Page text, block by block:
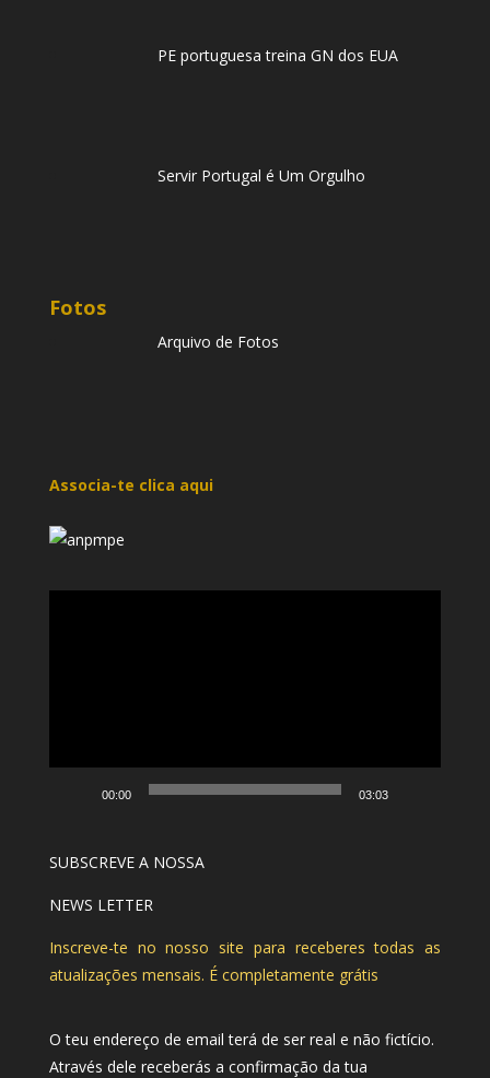
PE portuguesa treina GN dos EUA
Servir Portugal é Um Orgulho
Fotos
Arquivo de Fotos
Associa-te clica aqui
00:00 03:03
SUBSCREVE A NOSSA
NEWS LETTER
Inscreve-te no nosso site para receberes todas as
atualizações mensais. É completamente grátis
O teu endereço de email terá de ser real e não fictício.
Através dele receberás a confirmação da tua